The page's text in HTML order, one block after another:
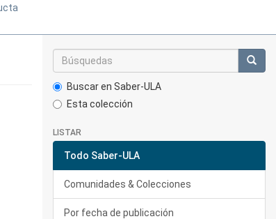
Buscar en Saber-ULA
Esta colección
LISTAR
Todo Saber-ULA
Comunidades & Colecciones
Por fecha de publicación